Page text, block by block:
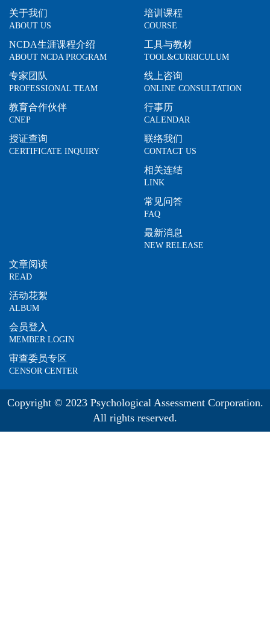
关于我们
ABOUT US
NCDA生涯课程介绍
ABOUT NCDA PROGRAM
专家团队
PROFESSIONAL TEAM
教育合作伙伴
CNEP
授证查询
CERTIFICATE INQUIRY
培训课程
COURSE
工具与教材
TOOL&CURRICULUM
线上咨询
ONLINE CONSULTATION
行事历
CALENDAR
联络我们
CONTACT US
相关连结
LINK
常见问答
FAQ
最新消息
NEW RELEASE
文章阅读
READ
活动花絮
ALBUM
会员登入
MEMBER LOGIN
审查委员专区
CENSOR CENTER
Copyright © 2023 Psychological Assessment Corporation.
All rights reserved.